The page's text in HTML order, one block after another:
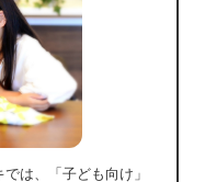
は、「子ども向け」